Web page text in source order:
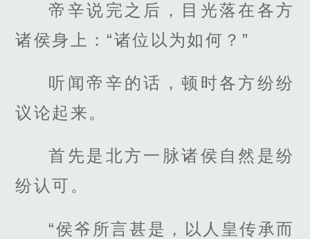
帝辛说完之后，目光落在各方
诸侯身上：“诸位以为如何？”
听闻帝辛的话，顿时各方纷纷
议论起来。
首先是北方一脉诸侯自然是纷
纷认可。
“侯爷所言甚是，以人皇传承而